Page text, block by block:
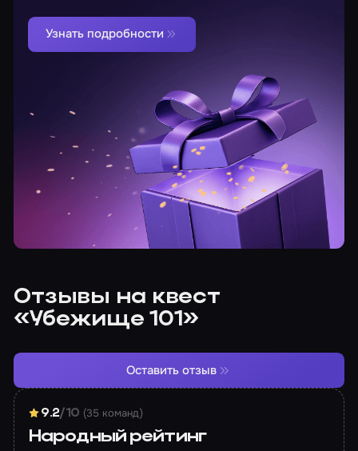
Узнать подробности
Отзывы на квест
«Убежище 101»
9.2/10 (35 команд)
Народный рейтинг
Оставить отзыв